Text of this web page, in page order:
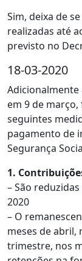
Sim, deixa de
realizadas até
previsto no
18-03-2020
Adicionalmente
em 9 de
seguintes
pagamento de
Segurança
1.
– São
2020
– O
meses de abril,
trimestre, nos